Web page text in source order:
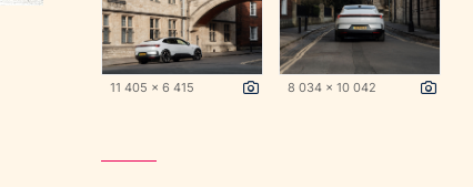
11 405 x 6 415 8 034 x 10 042